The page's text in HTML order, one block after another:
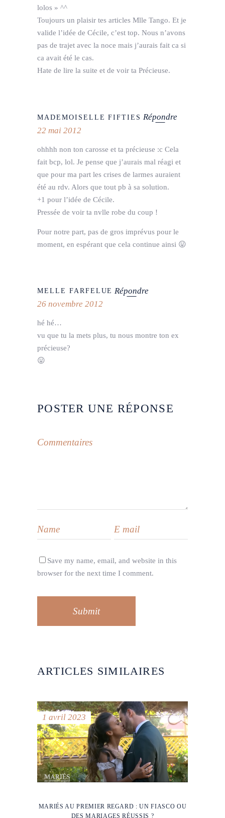
lolos » ^^
Toujours un plaisir tes articles Mlle Tango. Et je
valide l’idée de Cécile, c’est top. Nous n’avons
pas de trajet avec la noce mais j’aurais fait ca si
ca avait été le cas.
Hate de lire la suite et de voir ta Précieuse.
MADEMOISELLE FIFTIES Répondre
22 mai 2012
ohhhh non ton carosse et ta précieuse :c Cela
fait bcp, lol. Je pense que j’aurais mal réagi et
que pour ma part les crises de larmes auraient
été au rdv. Alors que tout pb à sa solution.
+1 pour l’idée de Cécile.
Pressée de voir ta nvlle robe du coup !
Pour notre part, pas de gros imprévus pour le
moment, en espérant que cela continue ainsi 😛
MELLE FARFELUE Répondre
26 novembre 2012
hé hé…
vu que tu la mets plus, tu nous montre ton ex
précieuse?
😛
POSTER UNE RÉPONSE
Save my name, email, and website in this
browser for the next time I comment.
Submit
ARTICLES SIMILAIRES
1 avril 2023
MARIÉS AU PREMIER REGARD : UN FIASCO OU
DES MARIAGES RÉUSSIS ?